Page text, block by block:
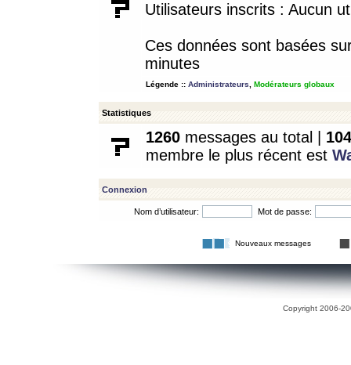
Utilisateurs inscrits : Aucun
Ces données sont basées
minutes
Légende :: Administrateurs Modérateurs globaux
Statistiques
1260 messages au total | 104
membre le plus récent est
Connexion
Nom d’utilisateur: Mot de passe:
Nouveaux messages
Copyright 2006-